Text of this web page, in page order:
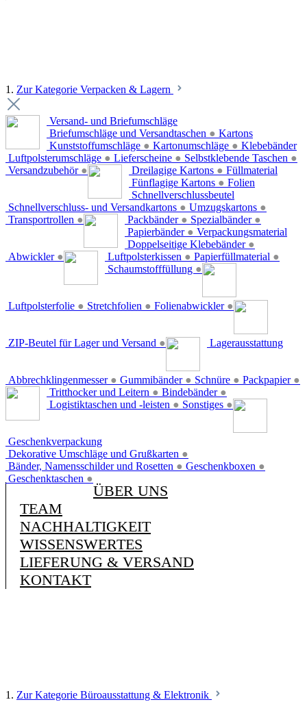
1. Zur Kategorie Verpacken & Lagern
Versand- und Briefumschläge
Briefumschläge und Versandtaschen ●
Kunststoffumschläge ● Kartonumschläge ●
Luftpolsterumschläge ● Lieferscheine ● Selbstklebende Taschen ●
Versandzubehör ●
Kartons
Dreilagige Kartons ●
Fünflagige Kartons ●
Schnellverschluss- und Versandkartons ● Umzugskartons ●
Transportrollen ●
Klebebänder
Packbänder ● Spezialbänder ●
Papierbänder ●
Doppelseitige Klebebänder ●
Abwickler ●
Füllmaterial
Luftpolsterkissen ● Papierfüllmaterial ●
Schaumstofffüllung ●
Folien
Luftpolsterfolie ● Stretchfolien ● Folienabwickler ●
Schnellverschlussbeutel
ZIP-Beutel für Lager und Versand ●
Verpackungsmaterial
Abbrechklingenmesser ● Gummibänder ● Schnüre ● Packpapier ●
Lagerausstattung
Tritthocker und Leitern ● Bindebänder ●
Logistiktaschen und -leisten ● Sonstiges ●
Geschenkverpackung
Dekorative Umschläge und Grußkarten ●
Bänder, Namensschilder und Rosetten ● Geschenkboxen ●
Geschenktaschen ●
ÜBER UNS
TEAM
NACHHALTIGKEIT
WISSENSWERTES
LIEFERUNG & VERSAND
KONTAKT
1. Zur Kategorie Büroausstattung & Elektronik